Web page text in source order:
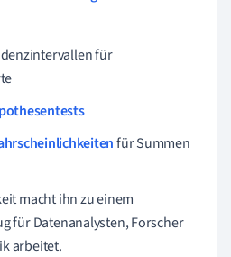
für
für Summen
macht ihn zu einem
für Datenanalysten, Forscher
arbeitet.